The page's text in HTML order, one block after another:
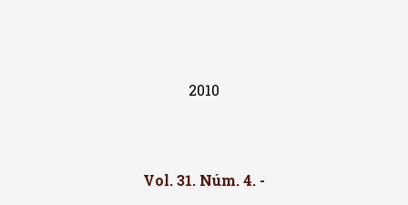
2010
Vol. 31. Núm. 4. -